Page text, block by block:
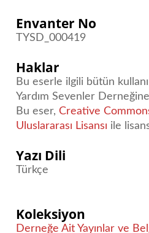
Envanter No
TYSD_000419
Haklar
Bu eserle ilgili bütün
Yardım Sevenler
Bu eser,Creative
Uluslararası Lisansı ile
Yazı Dili
Türkçe
Koleksiyon
Derneğe Ait Yayınlar ve